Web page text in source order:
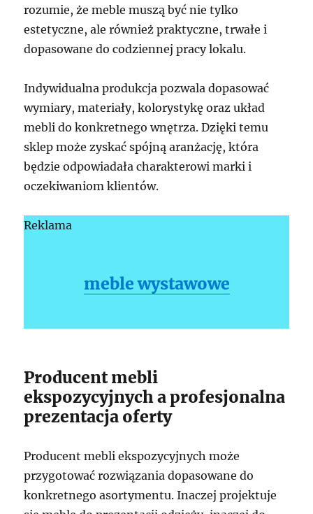
rozumie, że meble muszą być nie tylko
estetyczne, ale również praktyczne, trwałe i
dopasowane do codziennej pracy lokalu.
Indywidualna produkcja pozwala dopasować
wymiary, materiały, kolorystykę oraz układ
mebli do konkretnego wnętrza. Dzięki temu
sklep może zyskać spójną aranżację, która
będzie odpowiadała charakterowi marki i
oczekiwaniom klientów.
Reklama
meble wystawowe
Producent mebli
ekspozycyjnych a profesjonalna
prezentacja oferty
Producent mebli ekspozycyjnych może
przygotować rozwiązania dopasowane do
konkretnego asortymentu. Inaczej projektuje